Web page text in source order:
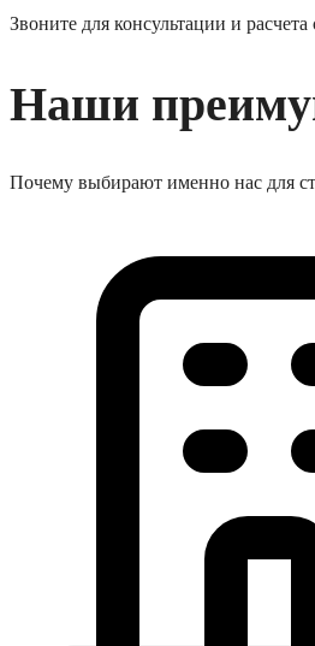
Звоните для консультации и расчета
Наши
Почему выбирают именно нас для